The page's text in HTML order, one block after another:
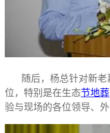
随后，杨总针对新
位，特别是在生态节地葬
验与现场的各位领导、外